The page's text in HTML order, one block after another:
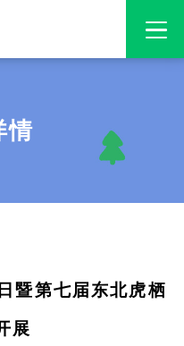
情
暨第七届东北虎栖
展